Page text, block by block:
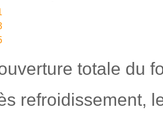
totale du
refroidissement,